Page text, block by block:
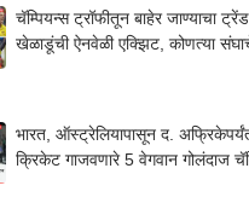
चॅम्पियन्स ट्रॉफीतून बाहेर जाण्याचा
खेळाडूंची ऐनवेळी एक्झिट, कोणत्या
भारत, ऑस्ट्रेलियापासून द.
क्रिकेट गाजवणारे 5 वेगवान गोलंदाज